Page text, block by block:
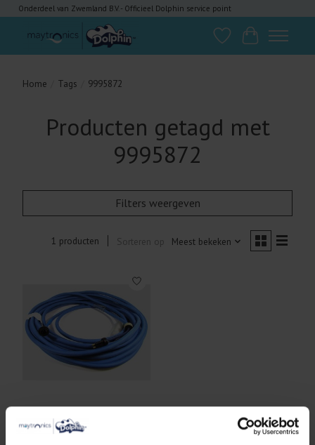
Onderdeel van Zwemland B.V. - Officieel Dolphin service point
VerlanglijstWinkelwagen
Home Tags 9995872
Producten getagd met
9995872
Filters weergeven
1 producten Sorteren op Meest bekeken
Maytronics 9995872-
DIY Dolphin Dynamic
kabel 18 meter